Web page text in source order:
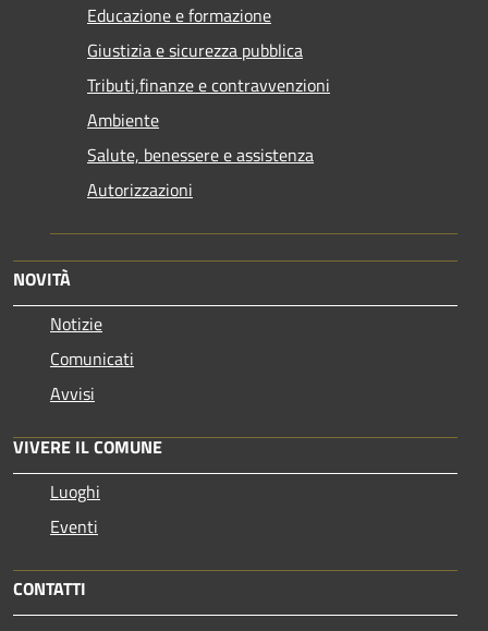
Educazione e formazione
Giustizia e sicurezza pubblica
Tributi,finanze e contravvenzioni
Ambiente
Salute, benessere e assistenza
Autorizzazioni
NOVITÀ
Notizie
Comunicati
Avvisi
VIVERE IL COMUNE
Luoghi
Eventi
CONTATTI